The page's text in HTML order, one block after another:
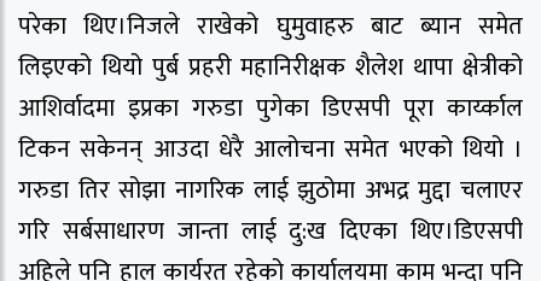
परेका थिए।निजले राखेको घुमुवाहरु बाट ब्यान समेत
लिइएको थियो पुर्ब प्रहरी महानिरीक्षक शैलेश थापा क्षेत्रीको
आशिर्वादमा इप्रका गरुडा पुगेका डिएसपी पूरा कार्य्काल
टिकन सकेनन् आउदा धेरै आलोचना समेत भएको थियो ।
गरुडा तिर सोझा नागरिक लाई झुठोमा अभद्र मुद्दा चलाएर
गरि सर्बसाधारण जान्ता लाई दु:ख दिएका थिए।डिएसपी
अहिले पनि हाल कार्यरत रहेको कार्यालयमा काम भन्दा पनि